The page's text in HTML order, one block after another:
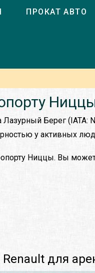
ПРОКАТ АВТО
Берег (IATA:
у активных
Ниццы. Вы
для